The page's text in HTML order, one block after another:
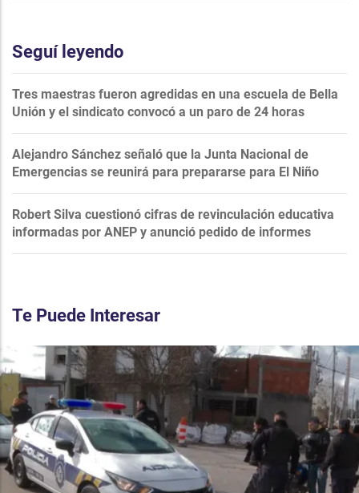
Seguí leyendo
Tres maestras fueron agredidas en una escuela de Bella
Unión y el sindicato convocó a un paro de 24 horas
Alejandro Sánchez señaló que la Junta Nacional de
Emergencias se reunirá para prepararse para El Niño
Robert Silva cuestionó cifras de revinculación educativa
informadas por ANEP y anunció pedido de informes
Te Puede Interesar